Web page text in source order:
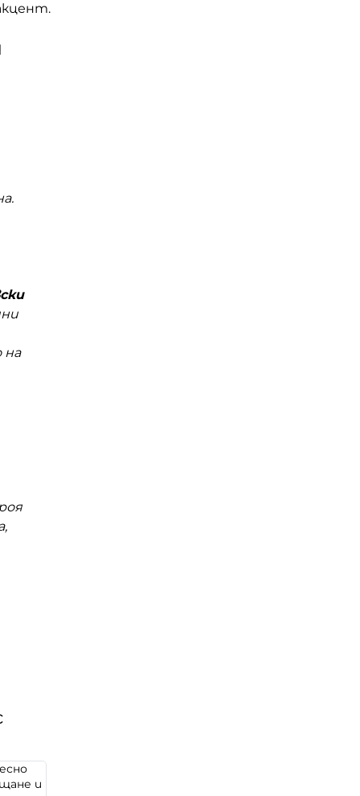
на
и